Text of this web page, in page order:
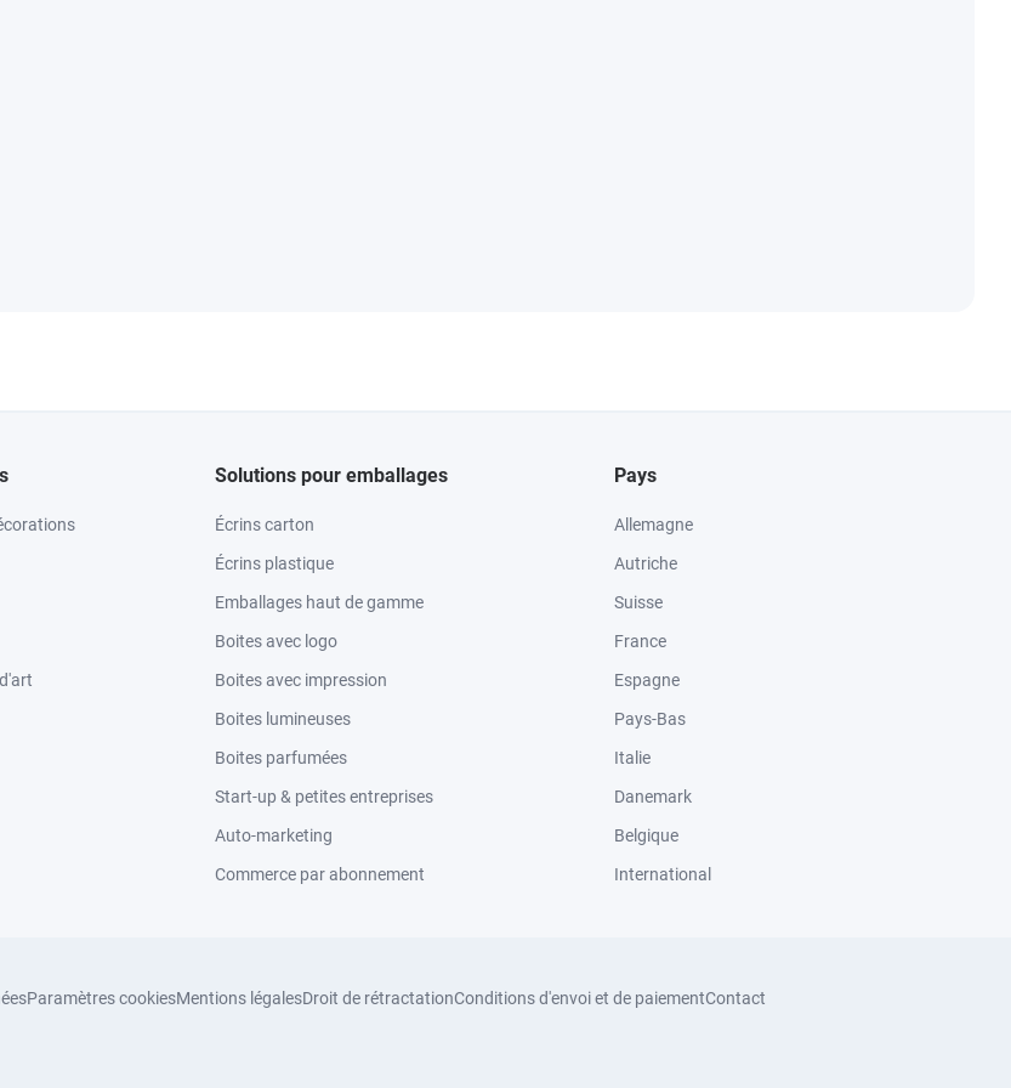
Solutions pour emballages
Écrins carton
Écrins plastique
Emballages haut de gamme
Boites avec logo
Boites avec impression
Boites lumineuses
Boites parfumées
Start-up & petites entreprises
Auto-marketing
Commerce par abonnement
Pays
Allemagne
Autriche
Suisse
France
Espagne
Pays-Bas
Italie
Danemark
Belgique
International
Paramètres cookiesMentions légalesDroit de rétractationConditions d'envoi et de paiementContact